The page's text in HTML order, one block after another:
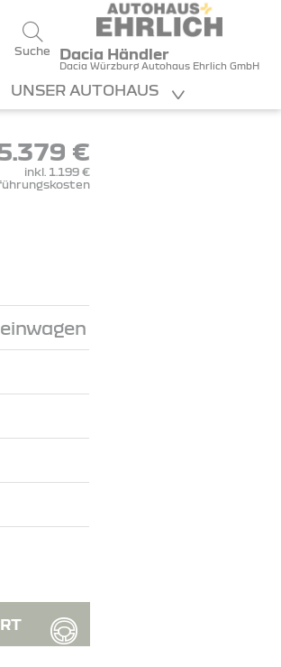
Suche Dacia Händler
Dacia Würzburg Autohaus Ehrlich GmbH
UNSER AUTOHAUS
€
inkl. 1.199 €